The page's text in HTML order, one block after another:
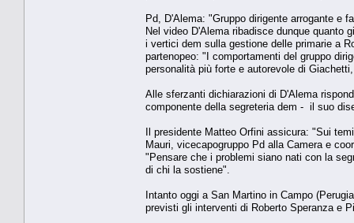
Pd, D'Alema: "Gruppo dirigente arrogante e
Nel video D'Alema ribadisce dunque quanto
i vertici dem sulla gestione delle primarie a
partenopeo: "I comportamenti del gruppo
personalità più forte e autorevole di
Alle sferzanti dichiarazioni di D'Alema
componente della segreteria dem - il suo
Il presidente Matteo Orfini assicura: "Sui
Mauri, vicecapogruppo Pd alla Camera e
"Pensare che i problemi siano nati con la
di chi la sostiene".
Intanto oggi a San Martino in Campo
previsti gli interventi di Roberto Speranza e